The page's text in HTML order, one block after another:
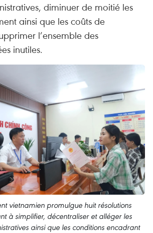
diminuer de moitié les
ainsi que les coûts de
l’ensemble des
inutiles.
vietnamien promulgue huit résolutions
à simplifier, décentraliser et alléger les
ainsi que les conditions encadrant